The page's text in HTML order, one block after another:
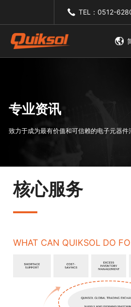
TEL：0512-
专业资讯
致力于成为最有价值和可信赖的电子元器件
核心服务
WHAT CAN QUIKSOL DO